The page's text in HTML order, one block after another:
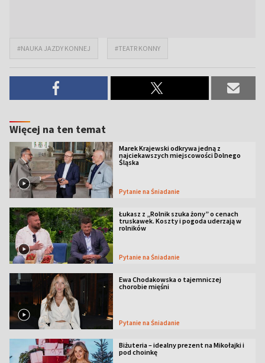
#NAUKA JAZDY KONNEJ #TEATR KONNY
Więcej na ten temat
Marek Krajewski odkrywa jedną z
najciekawszych miejscowości Dolnego
Śląska
Pytanie na Śniadanie
Łukasz z „Rolnik szuka żony” o cenach
truskawek. Koszty i pogoda uderzają w
rolników
Pytanie na Śniadanie
Ewa Chodakowska o tajemniczej
chorobie mięśni
Pytanie na Śniadanie
Biżuteria – idealny prezent na Mikołajki i
pod choinkę